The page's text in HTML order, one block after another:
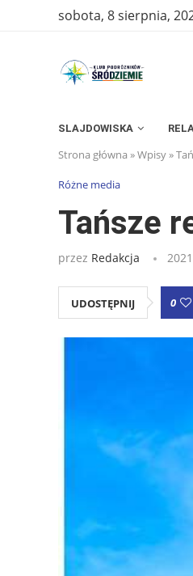
sobota, 8 sierpnia,
SLAJDOWISKA
Strona główna »Wpisy»
Różne media
Tańsze
przez Redakcja
UDOSTĘPNIJ 0